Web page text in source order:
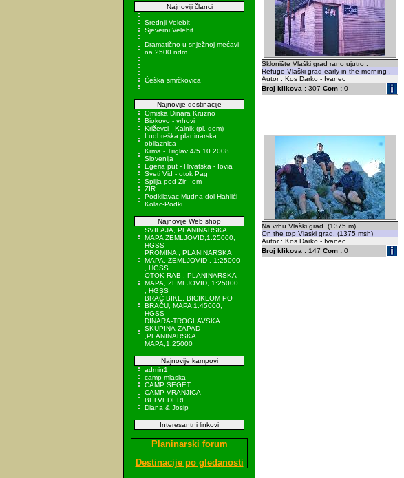
Najnoviji članci
Srednji Velebit
Sjeverni Velebit
Dramatično u snježnoj mećavi
na 2500 ndm
Češka smrčkovica
Najnovije destinacije
Omiska Dinara Kruzno
Biokovo - vrhovi
Križevci - Kalnik (pl. dom)
Ludbreška planinarska
obilaznica
Krma - Triglav 4/5.10.2008
Slovenija
Egeria put - Hrvatska - Iovia
Sveti Vid - otok Pag
Spilja pod Zir - om
ZIR
Podkilavac-Mudna dol-Hahlići-
Kolac-Podki
Najnovije Web shop
SVILAJA, PLANINARSKA
MAPA ZEMLJOVID,1:25000,
HGSS
PROMINA , PLANINARSKA
MAPA, ZEMLJOVID , 1:25000
, HGSS
OTOK RAB , PLANINARSKA
MAPA, ZEMLJOVID, 1:25000
, HGSS
BRAČ BIKE, BICIKLOM PO
BRAČU, MAPA 1:45000,
HGSS
DINARA-TROGLAVSKA
SKUPINA-ZAPAD
,PLANINARSKA
MAPA,1:25000
Najnovije kampovi
admin1
camp mlaska
CAMP SEGET
CAMP VRANJICA
BELVEDERE
Diana & Josip
Interesantni linkovi
Planinarski forum
Destinacije po gledanosti
Sklonište Vlaški grad rano ujutro .
Refuge Vlaški grad early in the morning .
Autor : Kos Darko - Ivanec
Broj klikova : 307 Com : 0
Na vrhu Vlaški grad. (1375 m)
On the top Vlaski grad. (1375 msh)
Autor : Kos Darko - Ivanec
Broj klikova : 147 Com : 0